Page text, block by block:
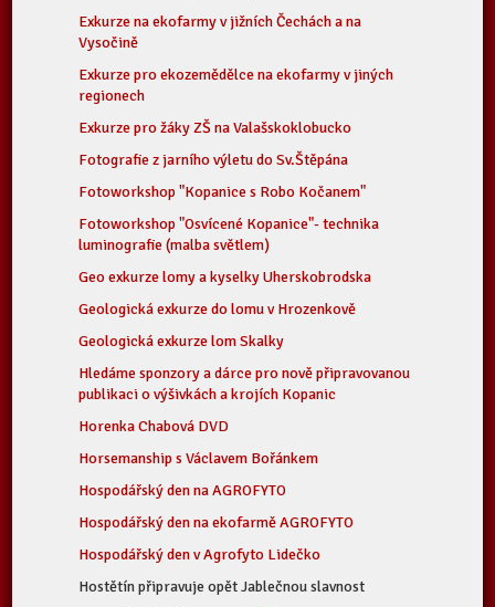
Exkurze na ekofarmy v jižních Čechách a na
Vysočině
Exkurze pro ekozemědělce na ekofarmy v jiných
regionech
Exkurze pro žáky ZŠ na Valašskoklobucko
Fotografie z jarního výletu do Sv.Štěpána
Fotoworkshop "Kopanice s Robo Kočanem"
Fotoworkshop "Osvícené Kopanice"- technika
luminografie (malba světlem)
Geo exkurze lomy a kyselky Uherskobrodska
Geologická exkurze do lomu v Hrozenkově
Geologická exkurze lom Skalky
Hledáme sponzory a dárce pro nově připravovanou
publikaci o výšivkách a krojích Kopanic
Horenka Chabová DVD
Horsemanship s Václavem Bořánkem
Hospodářský den na AGROFYTO
Hospodářský den na ekofarmě AGROFYTO
Hospodářský den v Agrofyto Lidečko
Hostětín připravuje opět Jablečnou slavnost